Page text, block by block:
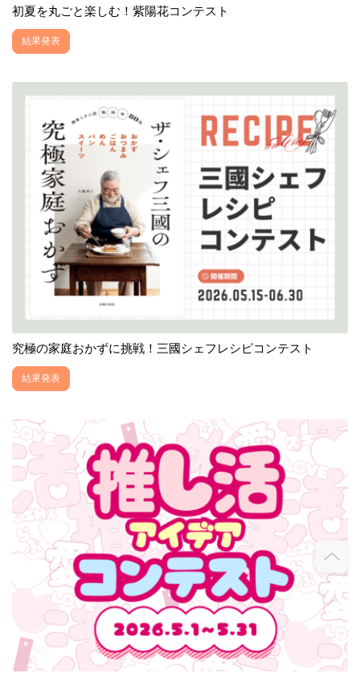
初夏を丸ごと楽しむ！紫陽花コンテスト
結果発表
究極の家庭おかずに挑戦！三國シェフレシピコンテスト
結果発表